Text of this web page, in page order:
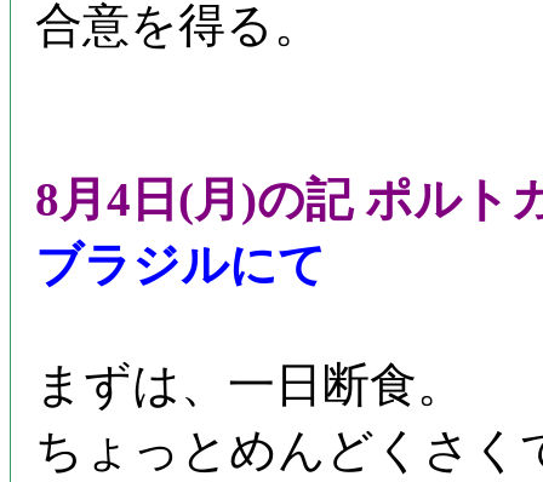
合意を得る。
8月4日(月)の記 ポルト
ブラジルにて
まずは、一日断食。
ちょっとめんどくさく